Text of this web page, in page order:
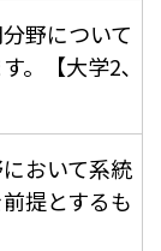
野について
。【大学2､
おいて系統
提とするも